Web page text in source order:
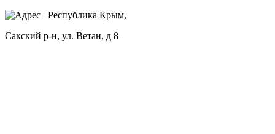
Республика Крым,
Сакский р-н, ул. Ветан, д 8